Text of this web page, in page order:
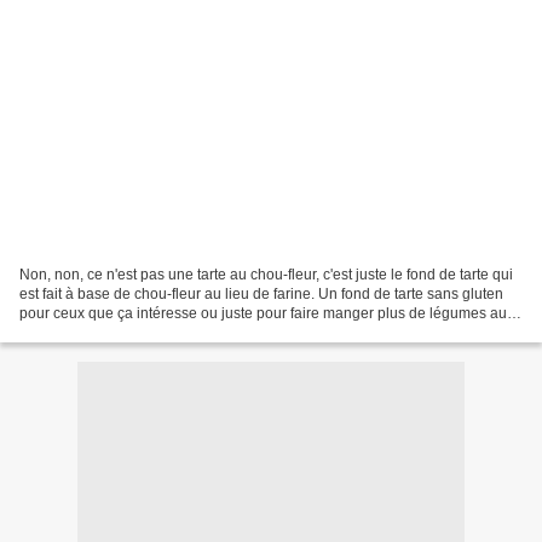
Non, non, ce n'est pas une tarte au chou-fleur, c'est juste le fond de tarte qui
est fait à base de chou-fleur au lieu de farine. Un fond de tarte sans gluten
pour ceux que ça intéresse ou juste pour faire manger plus de légumes aux